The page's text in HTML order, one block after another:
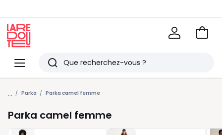
Menu
Redoute
Rechercher
Derniers
articles
vus
Voir
... Parka Parka camel femme
Parka camel femme